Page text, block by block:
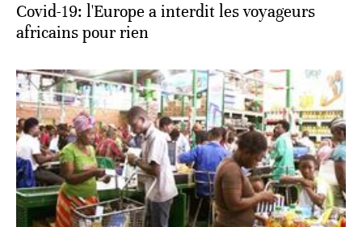
Covid-19: l'Europe a interdit les voyageurs
africains pour rien